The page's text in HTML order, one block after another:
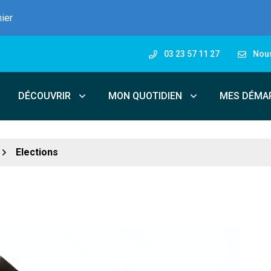
03 23 57 11 27
DÉCOUVRIR MON QUOTIDIEN MES
Elections